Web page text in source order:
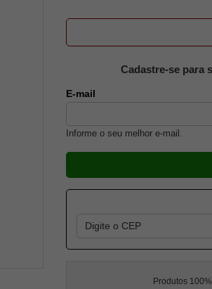
Cadastre-se para
E-mail
Informe o seu melhor e-mail.
Produtos